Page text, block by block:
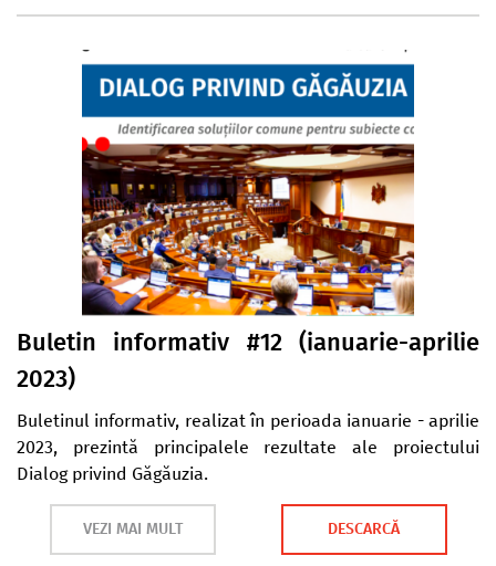
Buletin informativ #12 (ianuarie-aprilie
2023)
Buletinul informativ, realizat în perioada ianuarie - aprilie
2023, prezintă principalele rezultate ale proiectului
Dialog privind Găgăuzia.
VEZI MAI MULT DESCARCĂ